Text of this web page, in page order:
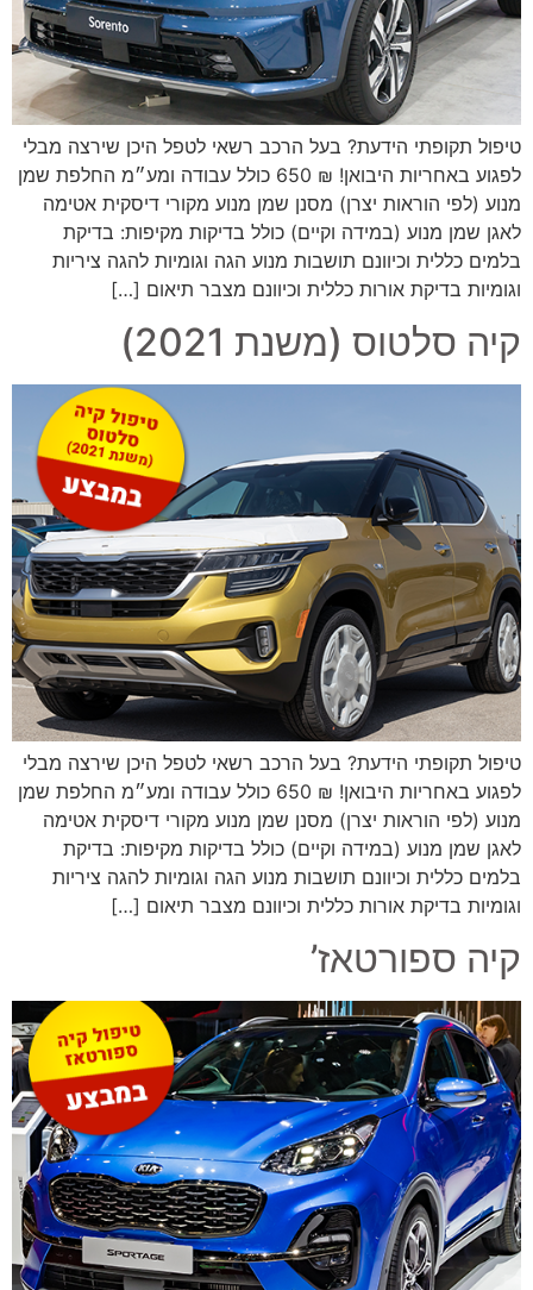
טיפול תקופתי הידעת? בעל הרכב רשאי לטפל היכן שירצה מבלי
לפגוע באחריות היבואן! ₪ 650 כולל עבודה ומע״מ החלפת שמן
מנוע (לפי הוראות יצרן) מסנן שמן מנוע מקורי דיסקית אטימה
לאגן שמן מנוע (במידה וקיים) כולל בדיקות מקיפות: בדיקת
בלמים כללית וכיוונם תושבות מנוע הגה וגומיות להגה ציריות
וגומיות בדיקת אורות כללית וכיוונם מצבר תיאום […]
קיה סלטוס (משנת 2021)
טיפול תקופתי הידעת? בעל הרכב רשאי לטפל היכן שירצה מבלי
לפגוע באחריות היבואן! ₪ 650 כולל עבודה ומע״מ החלפת שמן
מנוע (לפי הוראות יצרן) מסנן שמן מנוע מקורי דיסקית אטימה
לאגן שמן מנוע (במידה וקיים) כולל בדיקות מקיפות: בדיקת
בלמים כללית וכיוונם תושבות מנוע הגה וגומיות להגה ציריות
וגומיות בדיקת אורות כללית וכיוונם מצבר תיאום […]
קיה ספורטאז’